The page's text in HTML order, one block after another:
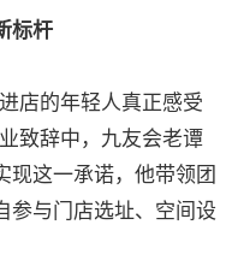
标杆
店的年轻人真正感受
致辞中，九友会老谭
现这一承诺，他带领团
参与门店选址、空间设